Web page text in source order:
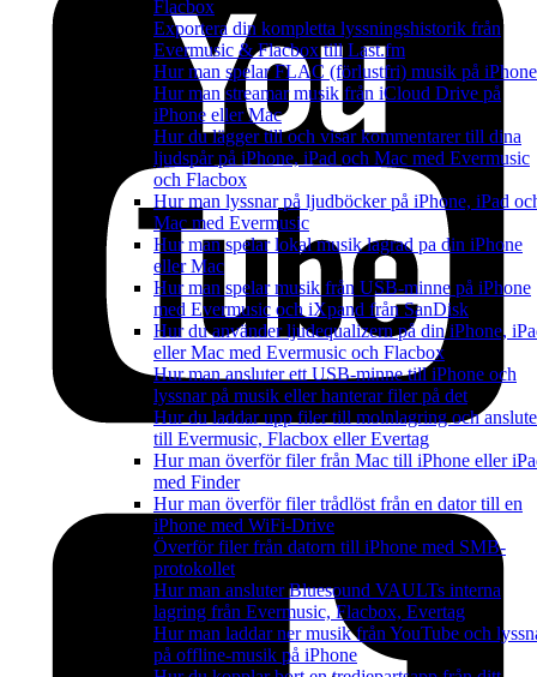
Flacbox
Exportera din kompletta lyssningshistorik från
Evermusic & Flacbox till Last.fm
Hur man spelar FLAC (förlustfri) musik på iPhone
Hur man streamar musik från iCloud Drive på
iPhone eller Mac
Hur du lägger till och visar kommentarer till dina
ljudspår på iPhone, iPad och Mac med Evermusic
och Flacbox
Hur man lyssnar på ljudböcker på iPhone, iPad
Mac med Evermusic
Hur man spelar lokal musik lagrad pa din iPhone
eller Mac
Hur man spelar musik från USB-minne på iPhone
med Evermusic och iXpand från SanDisk
Hur du använder ljudequalizern på din iPhone,
eller Mac med Evermusic och Flacbox
Hur man ansluter ett USB-minne till iPhone och
lyssnar på musik eller hanterar filer på det
Hur du laddar upp filer till molnlagring och
till Evermusic, Flacbox eller Evertag
Hur man överför filer från Mac till iPhone eller
med Finder
Hur man överför filer trådlöst från en dator till en
iPhone med WiFi-Drive
Överför filer från datorn till iPhone med SMB-
protokollet
Hur man ansluter Bluesound VAULTs interna
lagring från Evermusic, Flacbox, Evertag
Hur man laddar ner musik från YouTube och
på offline-musik på iPhone